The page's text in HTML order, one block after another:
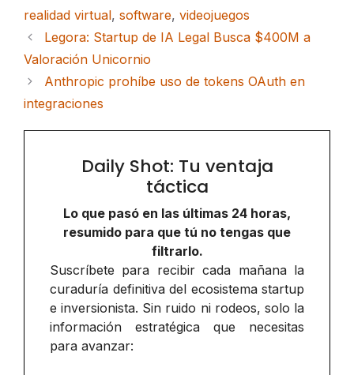
realidad virtual, software, videojuegos
Legora: Startup de IA Legal Busca $400M a
Valoración Unicornio
Anthropic prohíbe uso de tokens OAuth en
integraciones
Daily Shot: Tu ventaja
táctica
Lo que pasó en las últimas 24 horas,
resumido para que tú no tengas que
filtrarlo.
Suscríbete para recibir cada mañana la
curaduría definitiva del ecosistema startup
e inversionista. Sin ruido ni rodeos, solo la
información estratégica que necesitas
para avanzar: